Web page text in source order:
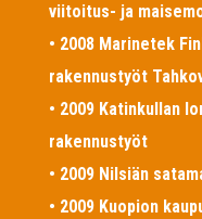
viitoitus- ja
• 2008 Marinetek
rakennustyöt
• 2009 Katinkullan
rakennustyöt
• 2009 Nilsiän
• 2009 Kuopion